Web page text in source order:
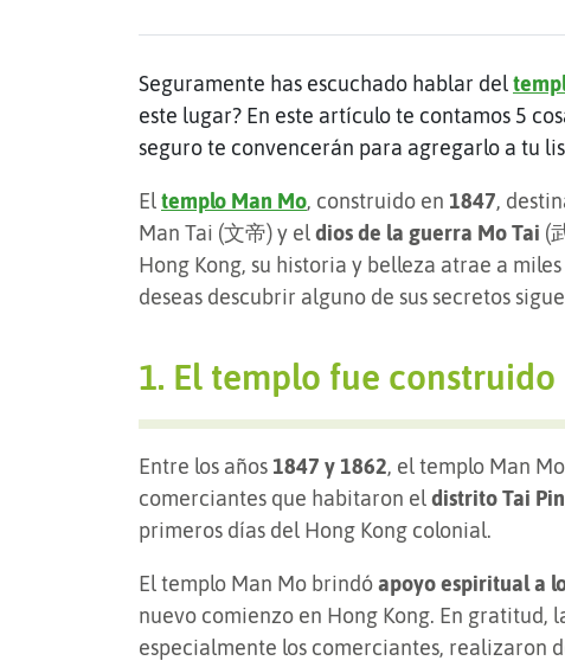
Seguramente has escuchado hablar del
este lugar? En este artículo te contamos 5
seguro te convencerán para agregarlo a tu
Eltemplo Man Mo, construido en 1847,
Man Tai (文帝) y eldios de la guerra Mo Tai (
Hong Kong, su historia y belleza atrae a
deseas descubrir alguno de sus secretos
1. El templo fue
Entre los años 1847 y 1862, el templo Man
comerciantes que habitaron eldistrito Tai
primeros días del Hong Kong colonial.
El templo Man Mo brindóapoyo espiritual a
nuevo comienzo en Hong Kong. En gratitud,
especialmente los comerciantes, realizaron